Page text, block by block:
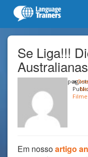
Se Liga!!!
por
Em nossoartigo